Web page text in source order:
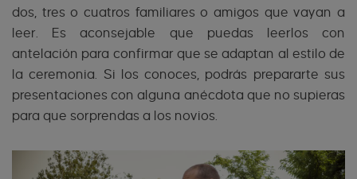
dos, tres o cuatros familiares o amigos que vayan a
leer. Es aconsejable que puedas leerlos con
antelación para confirmar que se adaptan al estilo de
la ceremonia. Si los conoces, podrás prepararte sus
presentaciones con alguna anécdota que no supieras
para que sorprendas a los novios.